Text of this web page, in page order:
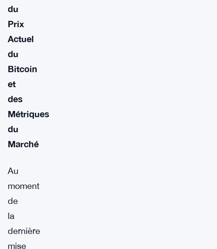
du
Prix
Actuel
du
Bitcoin
et
des
Métriques
du
Marché
Au
moment
de
la
dernière
mise